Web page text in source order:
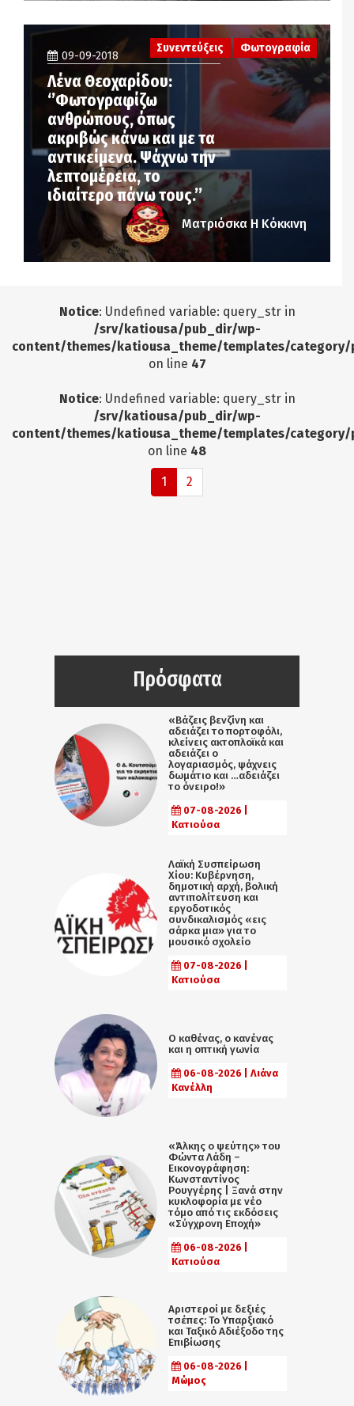
09-09-2018
Λένα Θεοχαρίδου:
‘’Φωτογραφίζω
ανθρώπους, όπως
ακριβώς κάνω και με τα
αντικείμενα. Ψάχνω την
λεπτομέρεια, το
ιδιαίτερο πάνω τους.’’
Συνεντεύξεις Φωτογραφία
Ματριόσκα Η Κόκκινη
Notice: Undefined variable: query_str in
/srv/katiousa/pub_dir/wp-
content/themes/katiousa_theme/templates/
on line 47
Notice: Undefined variable: query_str in
/srv/katiousa/pub_dir/wp-
content/themes/katiousa_theme/templates/
on line 48
1 2
Πρόσφατα
«Βάζεις βενζίνη και
αδειάζει το πορτοφόλι,
κλείνεις ακτοπλοϊκά και
αδειάζει ο
λογαριασμός, ψάχνεις
δωμάτιο και …αδειάζει
το όνειρο!»
07-08-2026 |
Κατιούσα
Λαϊκή Συσπείρωση
Χίου: Κυβέρνηση,
δημοτική αρχή, βολική
αντιπολίτευση και
εργοδοτικός
συνδικαλισμός «εις
σάρκα μια» για το
μουσικό σχολείο
07-08-2026 |
Κατιούσα
Ο καθένας, ο κανένας
και η οπτική γωνία
06-08-2026 | Λιάνα
Κανέλλη
«Άλκης ο ψεύτης» του
Φώντα Λάδη –
Εικονογράφηση:
Κωνσταντίνος
Ρουγγέρης | Ξανά στην
κυκλοφορία με νέο
τόμο από τις εκδόσεις
«Σύγχρονη Εποχή»
06-08-2026 |
Κατιούσα
Αριστεροί με δεξιές
τσέπες: Το Υπαρξιακό
και Ταξικό Αδιέξοδο της
Επιβίωσης
06-08-2026 |
Μώμος